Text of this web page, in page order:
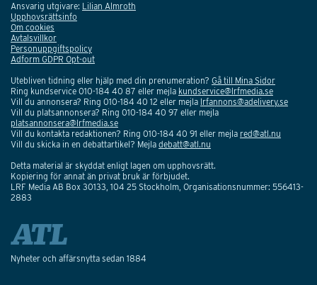
Ansvarig utgivare: Lilian Almroth
Upphovsrättsinfo
Om cookies
Avtalsvillkor
Personuppgiftspolicy
Adform GDPR Opt-out
Utebliven tidning eller hjälp med din prenumeration? Gå till Mina Sidor
Ring kundservice 010-184 40 87 eller mejla kundservice@lrfmedia.se
Vill du annonsera? Ring 010-184 40 12 eller mejla lrfannons@adelivery.se
Vill du platsannonsera? Ring 010-184 40 97 eller mejla
platsannonsera@lrfmedia.se
Vill du kontakta redaktionen? Ring 010-184 40 91 eller mejla red@atl.nu
Vill du skicka in en debattartikel? Mejla debatt@atl.nu
Detta material är skyddat enligt lagen om upphovsrätt.
Kopiering för annat än privat bruk är förbjudet.
LRF Media AB Box 30133, 104 25 Stockholm, Organisationsnummer: 556413-
2883
Nyheter och affärsnytta sedan 1884